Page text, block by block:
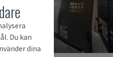
Du kan
dina